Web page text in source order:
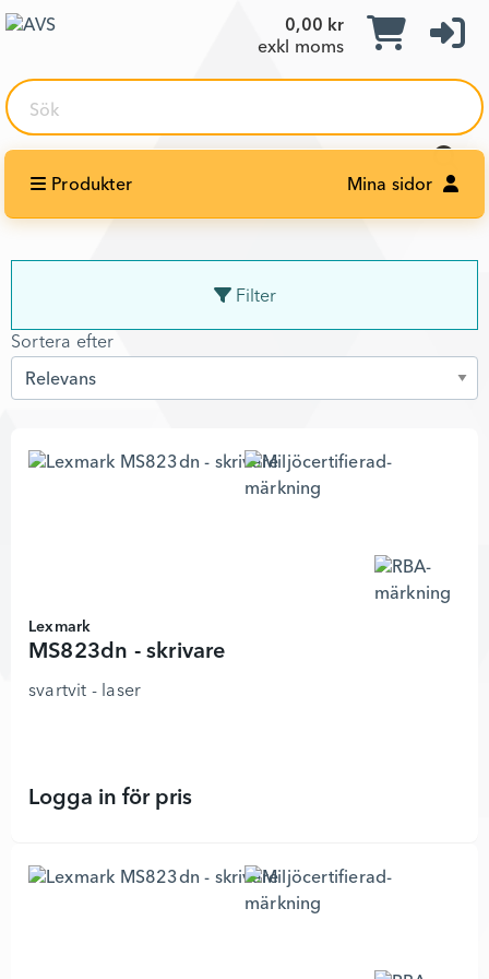
0,00 kr
exkl moms
Sök
Produkter Mina sidor
Filter
Sortera efter
Sortera efter
Lexmark
MS823dn - skrivare
svartvit - laser
Logga in för prisMS823dn - skrivare - 4793126 -